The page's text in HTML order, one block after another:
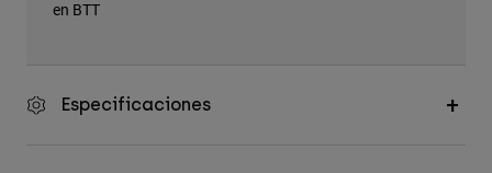
en BTT
Especificaciones